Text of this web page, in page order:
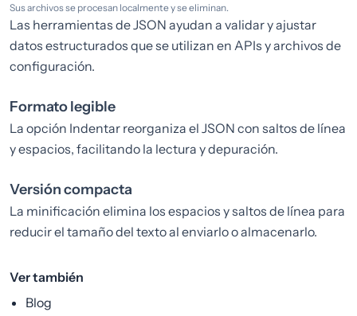
Sus archivos se procesan localmente y se eliminan.
Las herramientas de JSON ayudan a validar y ajustar
datos estructurados que se utilizan en APIs y archivos de
configuración.
Formato legible
La opción Indentar reorganiza el JSON con saltos de línea
y espacios, facilitando la lectura y depuración.
Versión compacta
La minificación elimina los espacios y saltos de línea para
reducir el tamaño del texto al enviarlo o almacenarlo.
Ver también
Blog